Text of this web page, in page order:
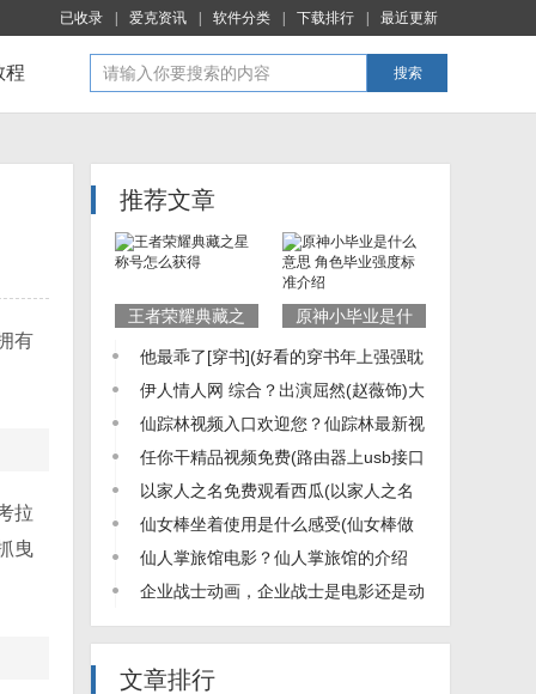
已收录 爱克资讯 软件分类 下载排行 最近更新
程 搜索
有
拉
曳
推荐文章
王者荣耀典藏之
原神小毕业是什
强度标准介绍
他最乖了[穿书](好看的穿书年上强强耽
美文推荐)
伊人情人网 综合？出演屈然(赵薇饰)大
嫂的演员伊人的资料
仙踪林视频入口欢迎您？仙踪林最新视
频网站怎么进2021
任你干精品视频免费(路由器上usb接口
是干什么用的)
以家人之名免费观看西瓜(以家人之名
第十集大哥为什么要把西瓜压住)
仙女棒坐着使用是什么感受(仙女棒做
坐着使用的图片教程)
仙人掌旅馆电影？仙人掌旅馆的介绍
企业战士动画，企业战士是电影还是动
画片
文章排行